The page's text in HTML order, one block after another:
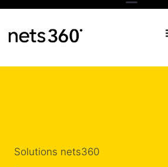
Solutions nets360